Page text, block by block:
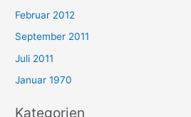
Februar 2012
September 2011
Juli 2011
Januar 1970
Kategorien